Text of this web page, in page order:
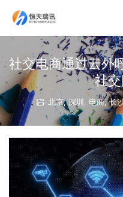
社交电商通过云外
社
北京,深圳 电商,长